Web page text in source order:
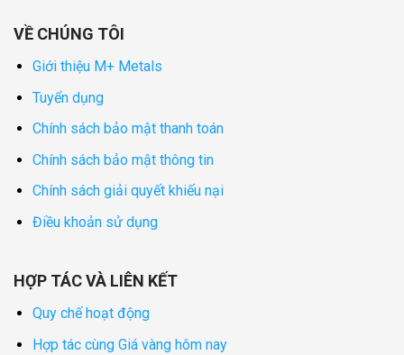
VỀ CHÚNG TÔI
Giới thiệu M+ Metals
Tuyển dụng
Chính sách bảo mật thanh toán
Chính sách bảo mật thông tin
Chính sách giải quyết khiếu nại
Điều khoản sử dụng
HỢP TÁC VÀ LIÊN KẾT
Quy chế hoạt động
Hợp tác cùng Giá vàng hôm nay